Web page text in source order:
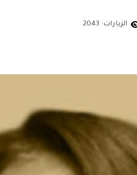
الزيارات: 2043